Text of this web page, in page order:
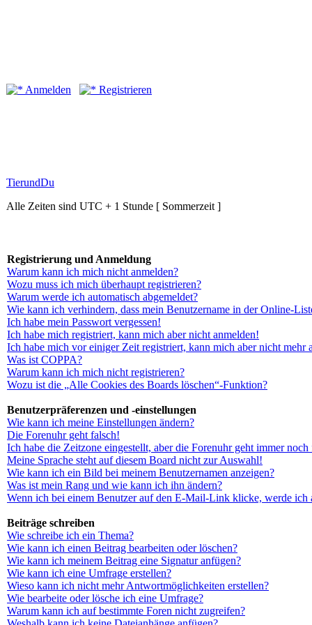
Anmelden Registrieren
TierundDu
Alle Zeiten sind UTC + 1 Stunde [ Sommerzeit ]
Registrierung und Anmeldung
Warum kann ich mich nicht anmelden?
Wozu muss ich mich überhaupt registrieren?
Warum werde ich automatisch abgemeldet?
Wie kann ich verhindern, dass mein Benutzername in der Online-
Ich habe mein Passwort vergessen!
Ich habe mich registriert, kann mich aber nicht anmelden!
Ich habe mich vor einiger Zeit registriert, kann mich aber nicht mehr
Was ist COPPA?
Warum kann ich mich nicht registrieren?
Wozu ist die „Alle Cookies des Boards löschen“-Funktion?
Benutzerpräferenzen und -einstellungen
Wie kann ich meine Einstellungen ändern?
Die Forenuhr geht falsch!
Ich habe die Zeitzone eingestellt, aber die Forenuhr geht immer noch
Meine Sprache steht auf diesem Board nicht zur Auswahl!
Wie kann ich ein Bild bei meinem Benutzernamen anzeigen?
Was ist mein Rang und wie kann ich ihn ändern?
Wenn ich bei einem Benutzer auf den E-Mail-Link klicke, werde ich
Beiträge schreiben
Wie schreibe ich ein Thema?
Wie kann ich einen Beitrag bearbeiten oder löschen?
Wie kann ich meinem Beitrag eine Signatur anfügen?
Wie kann ich eine Umfrage erstellen?
Wieso kann ich nicht mehr Antwortmöglichkeiten erstellen?
Wie bearbeite oder lösche ich eine Umfrage?
Warum kann ich auf bestimmte Foren nicht zugreifen?